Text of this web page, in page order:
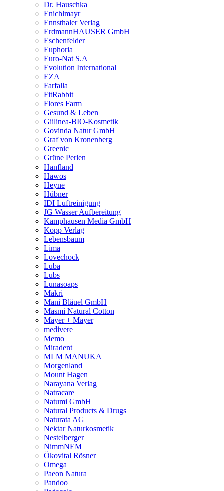
Dr. Hauschka
Enichlmayr
Ennsthaler Verlag
ErdmannHAUSER GmbH
Eschenfelder
Euphoria
Euro-Nat S.A
Evolution International
EZA
Farfalla
FitRabbit
Flores Farm
Gesund & Leben
Giilinea-BIO-Kosmetik
Govinda Natur GmbH
Graf von Kronenberg
Greenic
Grüne Perlen
Hanfland
Hawos
Heyne
Hübner
IDI Luftreinigung
JG Wasser Aufbereitung
Kamphausen Media GmbH
Kopp Verlag
Lebensbaum
Lima
Lovechock
Luba
Lubs
Lunasoaps
Makri
Mani Bläuel GmbH
Masmi Natural Cotton
Mayer + Mayer
medivere
Memo
Miradent
MLM MANUKA
Morgenland
Mount Hagen
Narayana Verlag
Natracare
Natumi GmbH
Natural Products & Drugs
Naturata AG
Nektar Naturkosmetik
Nestelberger
NimmNEM
Ökovital Rösner
Omega
Paeon Natura
Pandoo